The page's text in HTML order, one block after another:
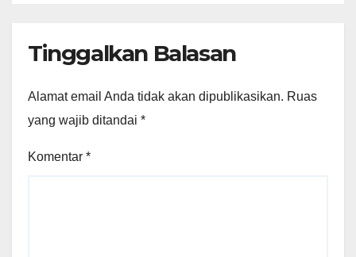
Tinggalkan Balasan
Alamat email Anda tidak akan dipublikasikan. Ruas
yang wajib ditandai *
Komentar *